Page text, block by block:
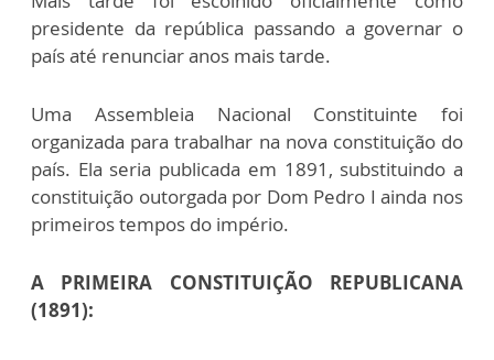
presidente da república passando a governar o
país até renunciar anos mais tarde.
Uma Assembleia Nacional Constituinte foi
organizada para trabalhar na nova constituição do
país. Ela seria publicada em 1891, substituindo a
constituição outorgada por Dom Pedro I ainda nos
primeiros tempos do império.
A PRIMEIRA CONSTITUIÇÃO REPUBLICANA
(1891):